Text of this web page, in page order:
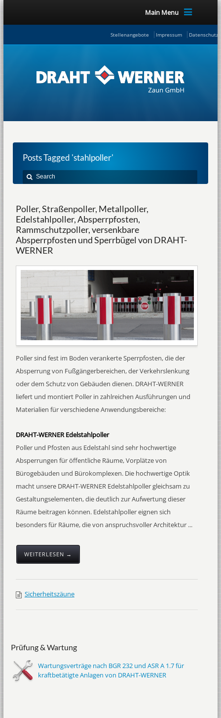
Main Menu
Stellenangebote Impressum
Posts Tagged 'stahlpoller'
Poller, Straßenpoller, Metallpoller,
Edelstahlpoller, Absperrpfosten,
Rammschutzpoller, versenkbare
Absperrpfosten und Sperrbügel von DRAHT-
WERNER
Poller sind fest im Boden verankerte Sperrpfosten, die der
Absperrung von Fußgängerbereichen, der Verkehrslenkung
oder dem Schutz von Gebäuden dienen. DRAHT-WERNER
liefert und montiert Poller in zahlreichen Ausführungen und
Materialien für verschiedene Anwendungsbereiche:
DRAHT-WERNER Edelstahlpoller
Poller und Pfosten aus Edelstahl sind sehr hochwertige
Absperrungen für öffentliche Räume, Vorplätze von
Bürogebäuden und Bürokomplexen. Die hochwertige Optik
macht unsere DRAHT-WERNER Edelstahlpoller gleichsam zu
Gestaltungselementen, die deutlich zur Aufwertung dieser
Räume beitragen können. Edelstahlpoller eignen sich
besonders für Räume, die von anspruchsvoller Architektur ...
WEITERLESEN →
Sicherheitszäune
Prüfung & Wartung
Wartungsverträge nach BGR 232 und ASR A 1.7 für
kraftbetätigte Anlagen von DRAHT-WERNER